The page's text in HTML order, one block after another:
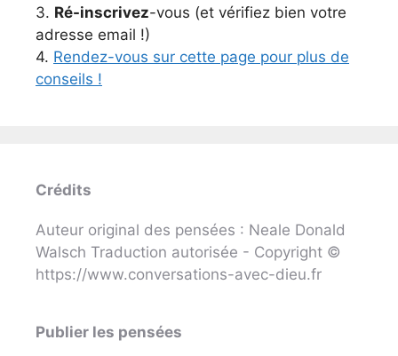
3. Ré-inscrivez-vous (et vérifiez bien votre
adresse email !)
4. Rendez-vous sur cette page pour plus de
conseils !
Crédits
Auteur original des pensées : Neale Donald
Walsch Traduction autorisée - Copyright ©
https://www.conversations-avec-dieu.fr
Publier les pensées